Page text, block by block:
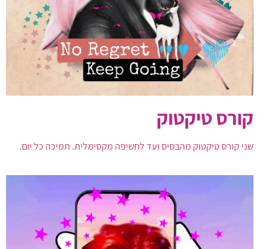
קורס טיקטוק
שני קורס טיקטוק מהבסיס ועד לחשיפה מקסימלית. תמיכה כל יום.